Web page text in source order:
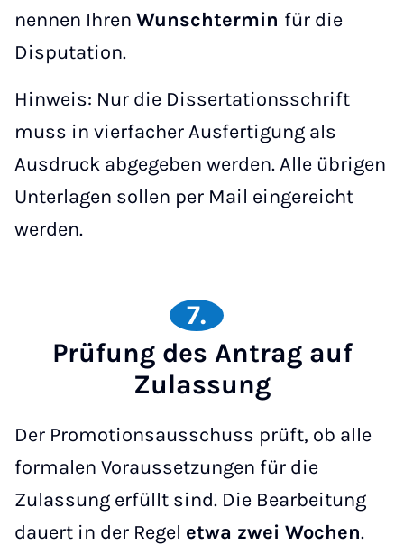
nennen Ihren Wunschtermin für die
Disputation.
Hinweis: Nur die Dissertationsschrift
muss in vierfacher Ausfertigung als
Ausdruck abgegeben werden. Alle übrigen
Unterlagen sollen per Mail eingereicht
werden.
7.
Prüfung des Antrag auf
Zulassung
Der Promotionsausschuss prüft, ob alle
formalen Voraussetzungen für die
Zulassung erfüllt sind. Die Bearbeitung
dauert in der Regel etwa zwei Wochen.